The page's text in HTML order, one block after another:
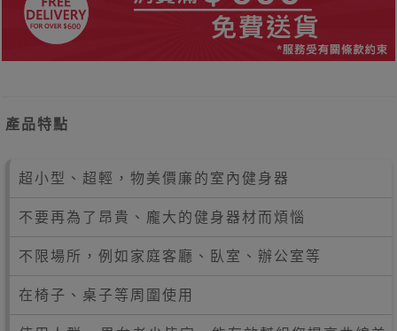
產品特點
超小型、超輕，物美價廉的室內健身器
不要再為了昂貴、龐大的健身器材而煩惱
不限場所，例如家庭客廳、臥室、辦公室等
在椅子、桌子等周圍使用